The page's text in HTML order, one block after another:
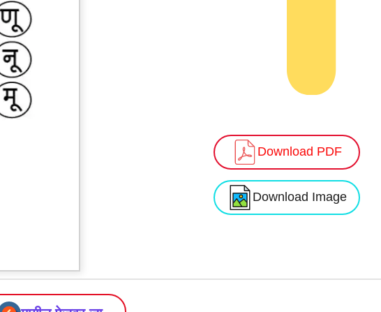
Download PDF
Download Image